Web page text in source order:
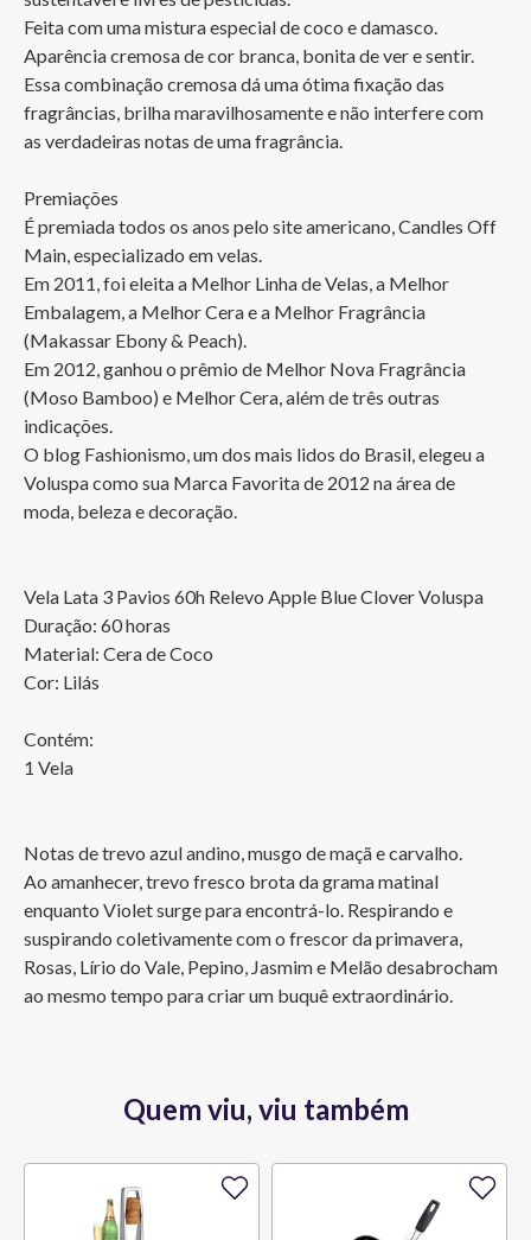
Feita com uma mistura especial de coco e damasco.
Aparência cremosa de cor branca, bonita de ver e sentir.
Essa combinação cremosa dá uma ótima fixação das
fragrâncias, brilha maravilhosamente e não interfere com
as verdadeiras notas de uma fragrância.
Premiações
É premiada todos os anos pelo site americano, Candles Off
Main, especializado em velas.
Em 2011, foi eleita a Melhor Linha de Velas, a Melhor
Embalagem, a Melhor Cera e a Melhor Fragrância
(Makassar Ebony & Peach).
Em 2012, ganhou o prêmio de Melhor Nova Fragrância
(Moso Bamboo) e Melhor Cera, além de três outras
indicações.
O blog Fashionismo, um dos mais lidos do Brasil, elegeu a
Voluspa como sua Marca Favorita de 2012 na área de
moda, beleza e decoração.
Vela Lata 3 Pavios 60h Relevo Apple Blue Clover Voluspa
Duração: 60 horas
Material: Cera de Coco
Cor: Lilás
Contém:
1 Vela
Notas de trevo azul andino, musgo de maçã e carvalho.
Ao amanhecer, trevo fresco brota da grama matinal
enquanto Violet surge para encontrá-lo. Respirando e
suspirando coletivamente com o frescor da primavera,
Rosas, Lírio do Vale, Pepino, Jasmim e Melão desabrocham
ao mesmo tempo para criar um buquê extraordinário.
Quem viu, viu também